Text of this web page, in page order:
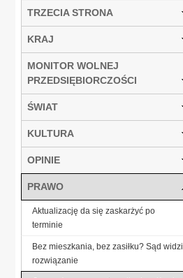
TRZECIA STRONA
KRAJ
MONITOR WOLNEJ
PRZEDSIĘBIORCZOŚCI
ŚWIAT
KULTURA
OPINIE
PRAWO
Aktualizację da się zaskarżyć po
terminie
Bez mieszkania, bez zasiłku? Sąd widzi
rozwiązanie